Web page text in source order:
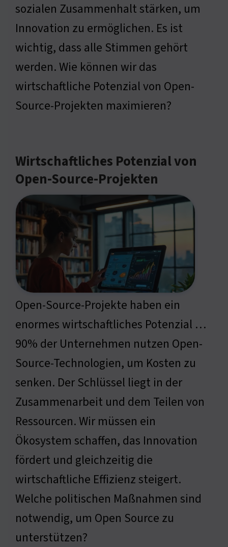
sozialen Zusammenhalt stärken, um
Innovation zu ermöglichen. Es ist
wichtig, dass alle Stimmen gehört
werden. Wie können wir das
wirtschaftliche Potenzial von Open-
Source-Projekten maximieren?
Wirtschaftliches Potenzial von
Open-Source-Projekten
Open-Source-Projekte haben ein
enormes wirtschaftliches Potenzial …
90% der Unternehmen nutzen Open-
Source-Technologien, um Kosten zu
senken. Der Schlüssel liegt in der
Zusammenarbeit und dem Teilen von
Ressourcen. Wir müssen ein
Ökosystem schaffen, das Innovation
fördert und gleichzeitig die
wirtschaftliche Effizienz steigert.
Welche politischen Maßnahmen sind
notwendig, um Open Source zu
unterstützen?